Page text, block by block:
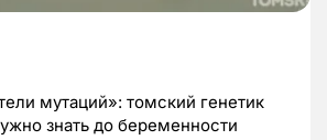
мутаций»: томский генетик
знать до беременности